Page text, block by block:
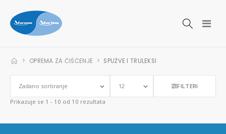
OPREMA ZA ČIŠĆENJE SPUŽVE I TRULEKSI
FILTERI
Prikazuje se 1 - 10 od 10 rezultata